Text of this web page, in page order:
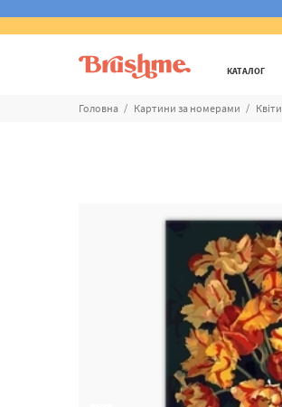
КАТАЛОГ
Головна Картини за номерами Квіти